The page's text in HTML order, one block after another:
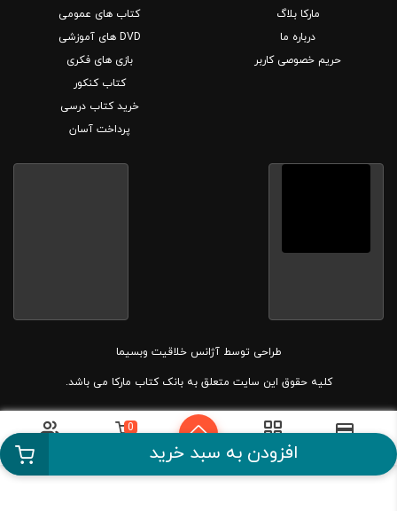
افزودن به سبد خرید
مارکا بلاگ
درباره ما
حریم خصوصی کاربر
کتاب های عمومی
DVD های آموزشی
بازی های فکری
کتاب کنکور
خرید کتاب درسی
پرداخت آسان
طراحی توسطآژانس خلاقیت وبسیما
کلیه حقوق این سایت متعلق به بانک کتاب مارکا می باشد.
دسته بندی
0
حساب کاربری